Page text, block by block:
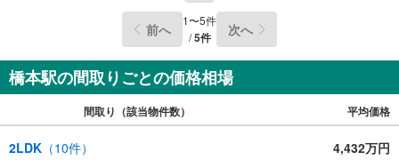
前へ 1〜5件
/5件 次へ
橋本駅の間取りごとの価格相場
間取り（該当物件数） 平均価格
2LDK （10件） 4,432万円